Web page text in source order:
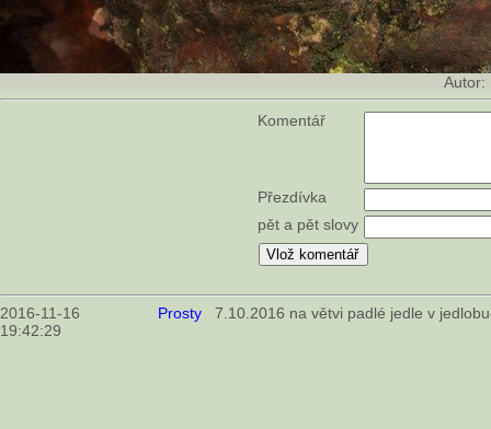
Autor:
Komentář
Přezdívka
pět a pět slovy
2016-11-16
19:42:29
Prosty 7.10.2016 na větvi padlé jedle v